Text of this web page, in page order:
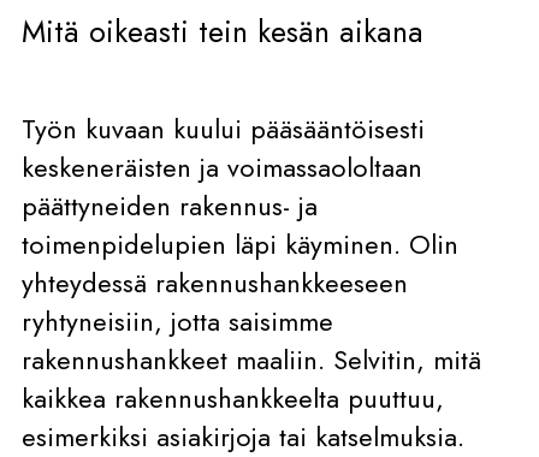
Mitä oikeasti tein kesän aikana
Työn kuvaan kuului pääsääntöisesti
keskeneräisten ja voimassaololtaan
päättyneiden rakennus- ja
toimenpidelupien läpi käyminen. Olin
yhteydessä rakennushankkeeseen
ryhtyneisiin, jotta saisimme
rakennushankkeet maaliin. Selvitin, mitä
kaikkea rakennushankkeelta puuttuu,
esimerkiksi asiakirjoja tai katselmuksia.